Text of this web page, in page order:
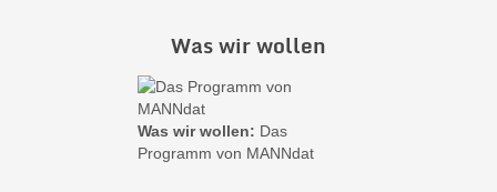
Was wir wollen
Was wir wollen: Das
Programm von MANNdat